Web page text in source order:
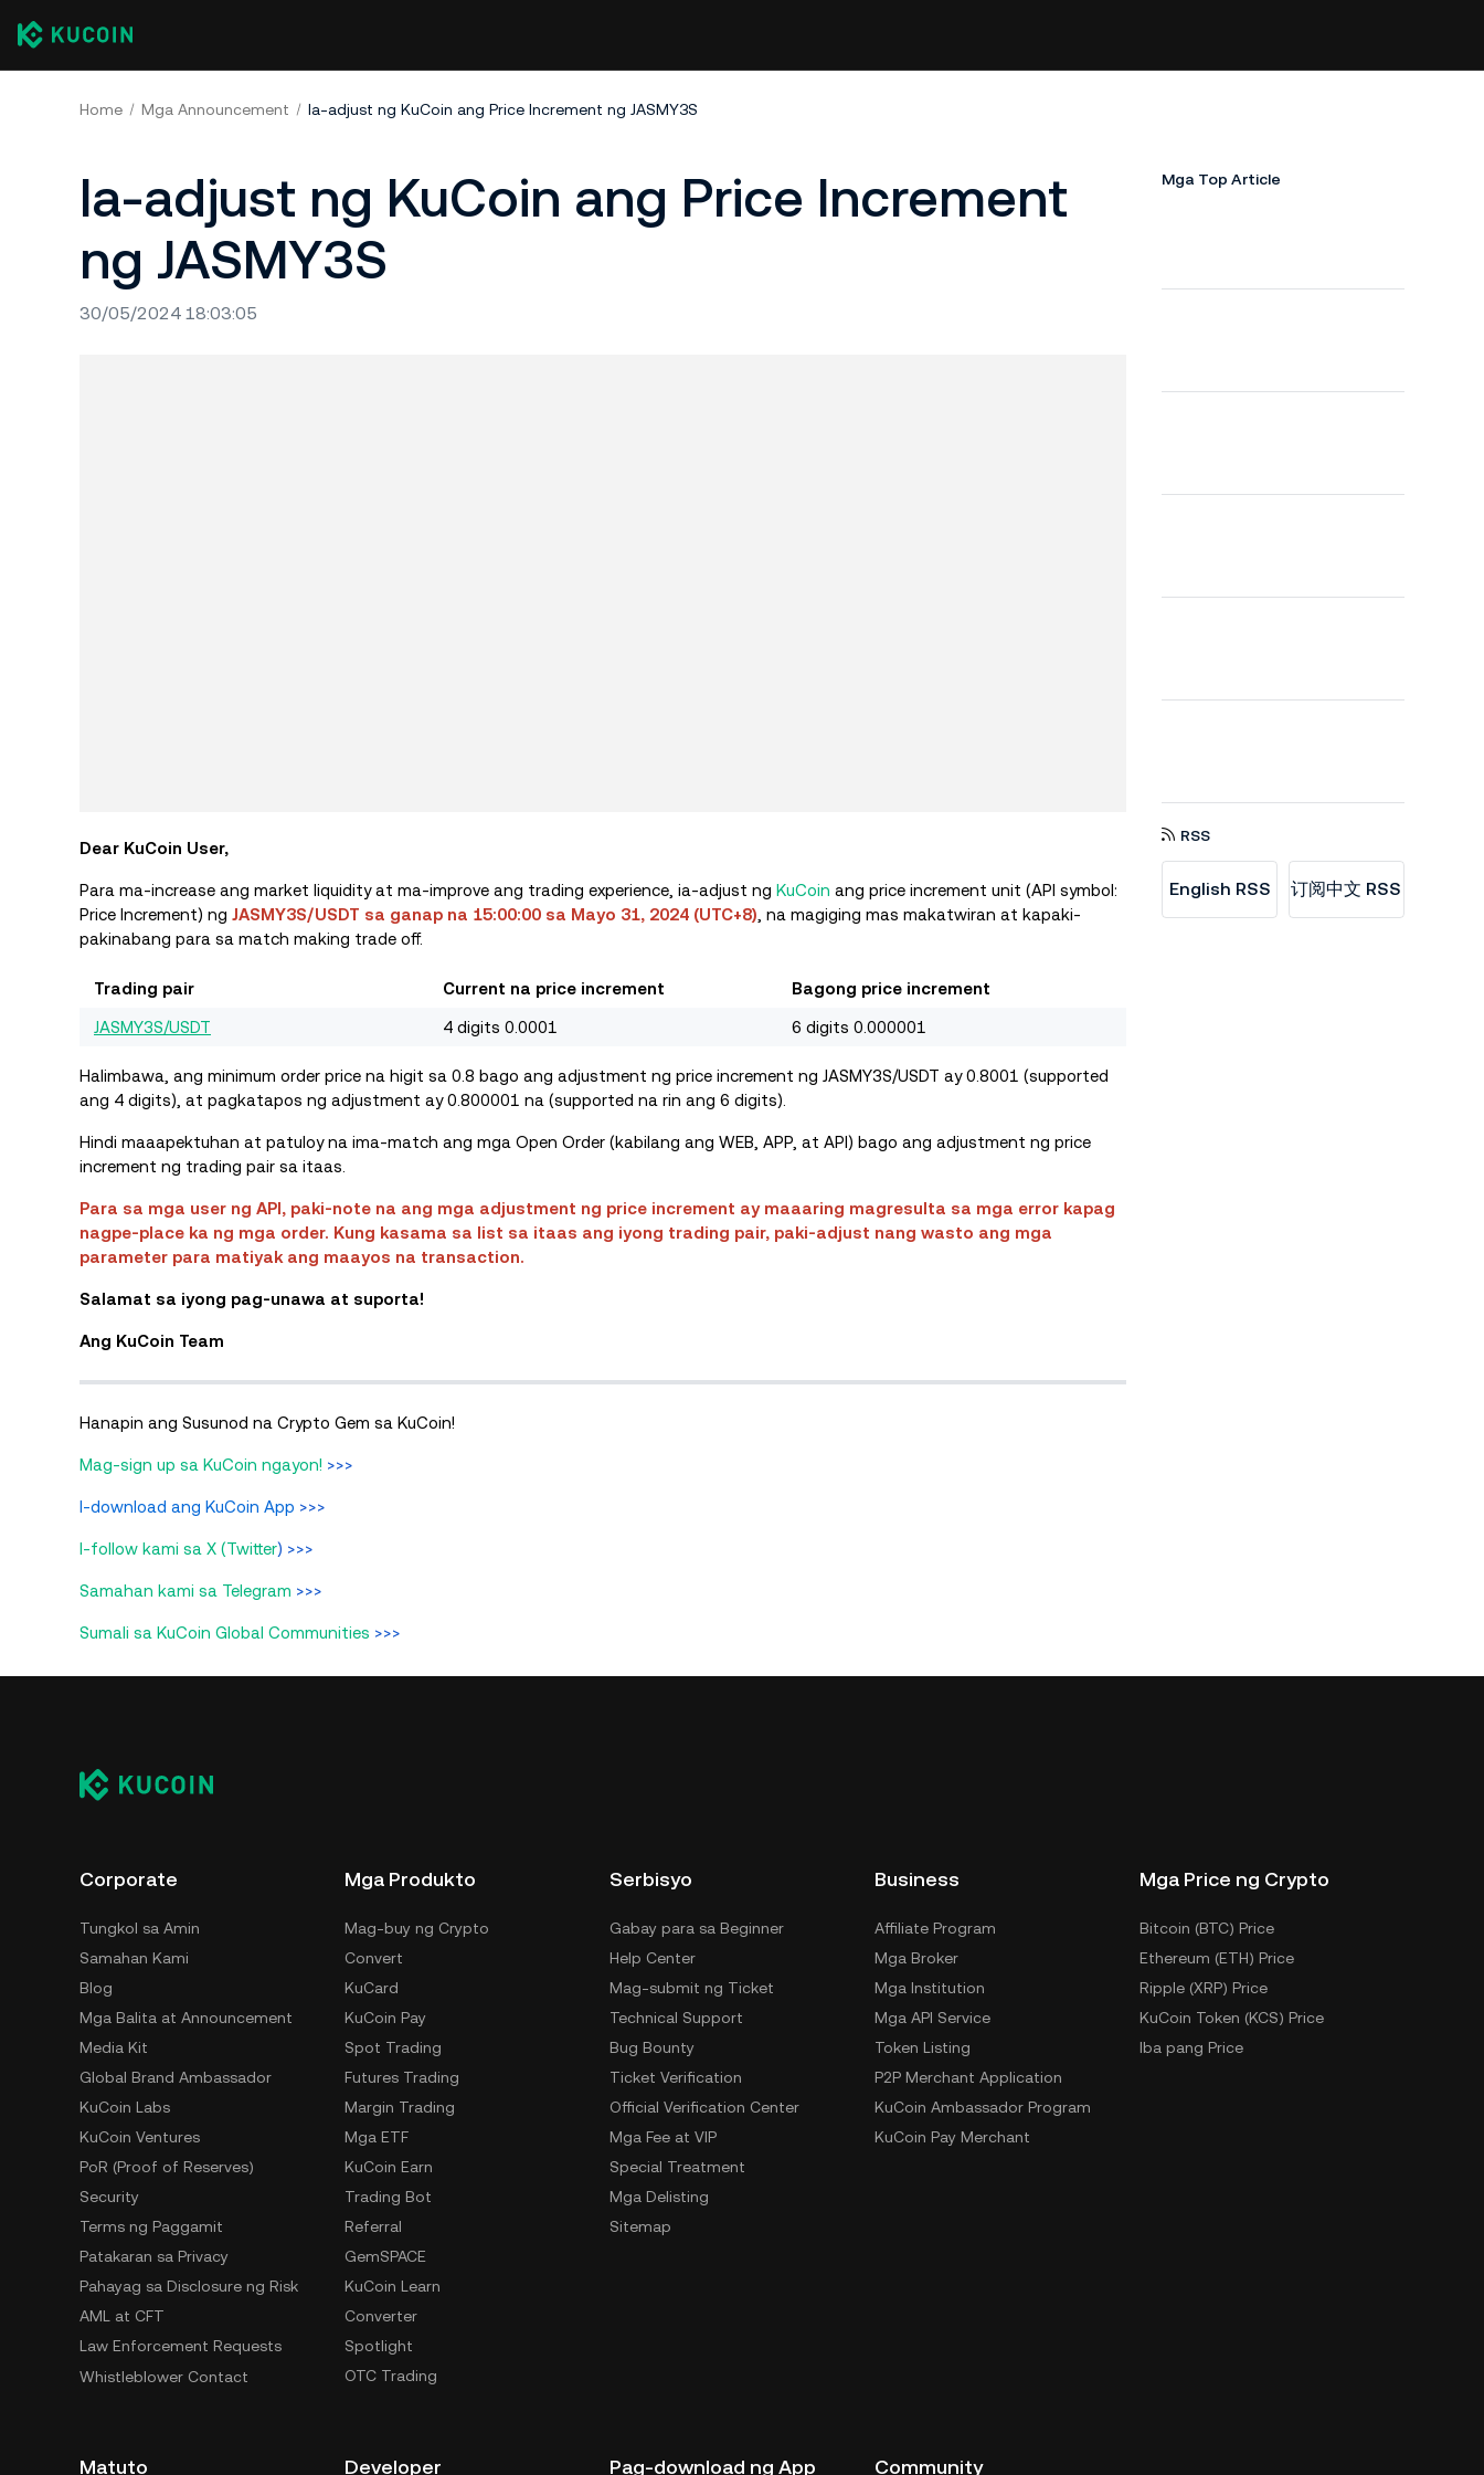
Home Mga Announcement Ia-adjust ng KuCoin ang Price Increment ng JASMY3S
Ia-adjust ng KuCoin ang Price Increment
ng JASMY3S
30/05/2024 18:03:05
Dear KuCoin User,
Para ma-increase ang market liquidity at ma-improve ang trading experience, ia-adjust ng KuCoin ang price increment unit (API symbol:
Price Increment) ng JASMY3S/USDT sa ganap na 15:00:00 sa Mayo 31, 2024 (UTC+8) , na magiging mas makatwiran at kapaki-
pakinabang para sa match making trade off.
Trading pair Current na price increment Bagong price increment
JASMY3S/USDT 4 digits 0.0001 6 digits 0.000001
Halimbawa, ang minimum order price na higit sa 0.8 bago ang adjustment ng price increment ng JASMY3S/USDT ay 0.8001 (supported
ang 4 digits), at pagkatapos ng adjustment ay 0.800001 na (supported na rin ang 6 digits).
Hindi maaapektuhan at patuloy na ima-match ang mga Open Order (kabilang ang WEB, APP, at API) bago ang adjustment ng price
increment ng trading pair sa itaas.
Para sa mga user ng API, paki-note na ang mga adjustment ng price increment ay maaaring magresulta sa mga error kapag
nagpe-place ka ng mga order. Kung kasama sa list sa itaas ang iyong trading pair, paki-adjust nang wasto ang mga
parameter para matiyak ang maayos na transaction.
Salamat sa iyong pag-unawa at suporta!
Ang KuCoin Team
Hanapin ang Susunod na Crypto Gem sa KuCoin!
Mag-sign up sa KuCoin ngayon! >>>
I-download ang KuCoin App >>>
I-follow kami sa X (Twitter) >>>
Samahan kami sa Telegram >>>
Sumali sa KuCoin Global Communities >>>
Mga Top Article
RSS
English RSS 订阅中文 RSS
Corporate
Tungkol sa Amin
Samahan Kami
Blog
Mga Balita at Announcement
Media Kit
Global Brand Ambassador
KuCoin Labs
KuCoin Ventures
PoR (Proof of Reserves)
Security
Terms ng Paggamit
Patakaran sa Privacy
Pahayag sa Disclosure ng Risk
AML at CFT
Law Enforcement Requests
Whistleblower Contact
Mga Produkto
Mag-buy ng Crypto
Convert
KuCard
KuCoin Pay
Spot Trading
Futures Trading
Margin Trading
Mga ETF
KuCoin Earn
Trading Bot
Referral
GemSPACE
KuCoin Learn
Converter
Spotlight
OTC Trading
Serbisyo
Gabay para sa Beginner
Help Center
Mag-submit ng Ticket
Technical Support
Bug Bounty
Ticket Verification
Official Verification Center
Mga Fee at VIP
Special Treatment
Mga Delisting
Sitemap
Business
Affiliate Program
Mga Broker
Mga Institution
Mga API Service
Token Listing
P2P Merchant Application
KuCoin Ambassador Program
KuCoin Pay Merchant
Mga Price ng Crypto
Bitcoin (BTC) Price
Ethereum (ETH) Price
Ripple (XRP) Price
KuCoin Token (KCS) Price
Iba pang Price
Matuto Developer Pag-download ng App Community